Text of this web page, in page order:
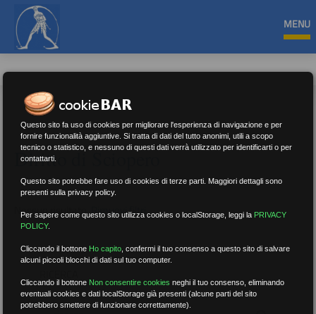
MENU
Diritto di Sciopero
Nessun risultato.Rimuovi filtri
Questo sito fa uso di cookies per migliorare l'esperienza di navigazione e per
fornire funzionalità aggiuntive. Si tratta di dati del tutto anonimi, utili a scopo
tecnico o statistico, e nessuno di questi dati verrà utilizzato per identificarti o per
contattarti.
Questo sito potrebbe fare uso di cookies di terze parti. Maggiori dettagli sono
presenti sulla privacy policy.
Per sapere come questo sito utilizza cookies o localStorage, leggi la PRIVACY
POLICY.
Cliccando il bottone Ho capito ,confermi il tuo consenso a questo sito di salvare
alcuni piccoli blocchi di dati sul tuo computer.
Cliccando il bottone Non consentire cookies neghi il tuo consenso, eliminando
eventuali cookies e dati localStorage già presenti (alcune parti del sito
potrebbero smettere di funzionare correttamente).